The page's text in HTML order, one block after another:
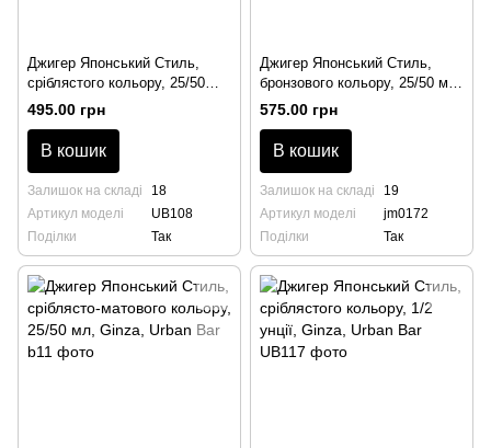
Джигер Японський Стиль,
сріблястого кольору, 25/50
мл, Ginza, Urban Bar
495.00 грн
В кошик
Залишок на складі
18
Артикул моделі
UB108
Поділки
Так
Джигер Японський Стиль,
бронзового кольору, 25/50 мл,
BarTrigger
575.00 грн
В кошик
Залишок на складі
19
Артикул моделі
jm0172
Поділки
Так